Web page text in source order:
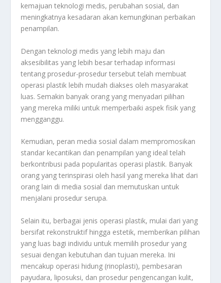
kemajuan teknologi medis, perubahan sosial, dan
meningkatnya kesadaran akan kemungkinan perbaikan
penampilan.
Dengan teknologi medis yang lebih maju dan
aksesibilitas yang lebih besar terhadap informasi
tentang prosedur-prosedur tersebut telah membuat
operasi plastik lebih mudah diakses oleh masyarakat
luas. Semakin banyak orang yang menyadari pilihan
yang mereka miliki untuk memperbaiki aspek fisik yang
mengganggu.
Kemudian, peran media sosial dalam mempromosikan
standar kecantikan dan penampilan yang ideal telah
berkontribusi pada popularitas operasi plastik. Banyak
orang yang terinspirasi oleh hasil yang mereka lihat dari
orang lain di media sosial dan memutuskan untuk
menjalani prosedur serupa.
Selain itu, berbagai jenis operasi plastik, mulai dari yang
bersifat rekonstruktif hingga estetik, memberikan pilihan
yang luas bagi individu untuk memilih prosedur yang
sesuai dengan kebutuhan dan tujuan mereka. Ini
mencakup operasi hidung (rinoplasti), pembesaran
payudara, liposuksi, dan prosedur pengencangan kulit,